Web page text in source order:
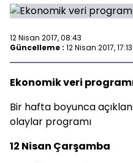
12 Nisan 2017, 08:43
Güncelleme : 12 Nisan 2017, 17:13
Ekonomik veri
Bir hafta boyunca
olaylar programı
12 Nisan Çarşamba